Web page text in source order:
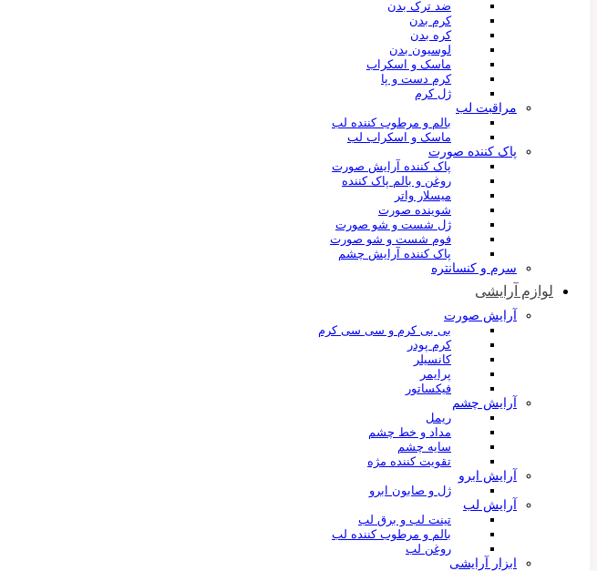
ضد ترک بدن
کرم بدن
کره بدن
لوسیون بدن
ماسک و اسکراب
کرم دست و پا
ژل کرم
مراقبت لب
بالم و مرطوب کننده لب
ماسک و اسکراب لب
پاک کننده صورت
پاک کننده آرایش صورت
روغن و بالم پاک کننده
میسلار واتر
شوینده صورت
ژل شست و شو صورت
فوم شست و شو صورت
پاک کننده آرایش چشم
سرم و کنسانتره
لوازم آرایشی
آرایش صورت
بی بی کرم و سی سی کرم
کرم پودر
کانسیلر
پرایمر
فیکساتور
آرایش چشم
ریمل
مداد و خط چشم
سایه چشم
تقویت کننده مژه
آرایش ابرو
ژل و صابون ابرو
آرایش لب
تینت لب و برق لب
بالم و مرطوب کننده لب
روغن لب
ابزار آرایشی